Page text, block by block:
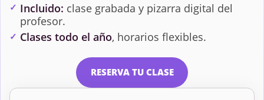
Incluido: clase grabada y pizarra digital del
profesor.
Clases todo el año, horarios flexibles.
RESERVA TU CLASE